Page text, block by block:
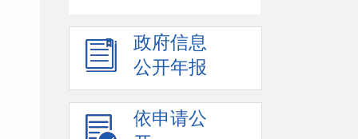
政府信息
公开年报
依申请公